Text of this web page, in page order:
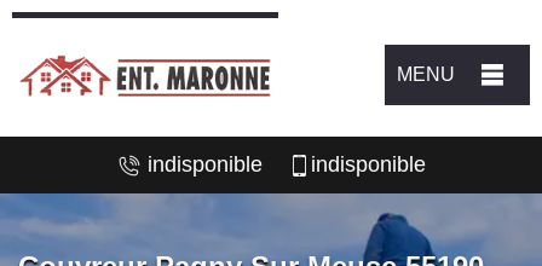
MENU
indisponible indisponible